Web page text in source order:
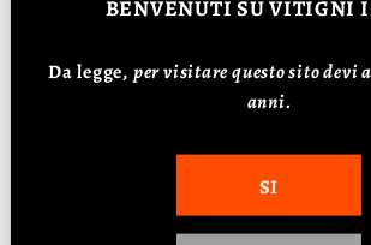
Affinamento: 3 mesi
BENVENUTI SU VITIGNI
Da legge, per visitare questo sito devi
anni.
SI